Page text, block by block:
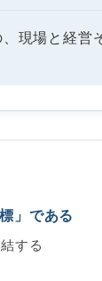
現場と経営
」である
する